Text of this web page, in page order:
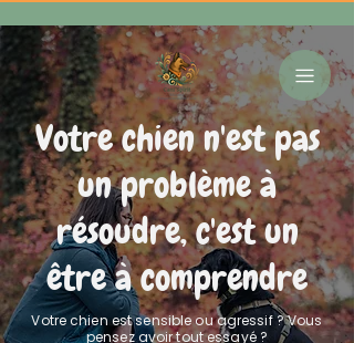
Votre chien n'est pas
un problème à
résoudre, c'est un
être à comprendre
Votre chien est sensible ou agressif ? Vous
pensez avoir tout essayé ?